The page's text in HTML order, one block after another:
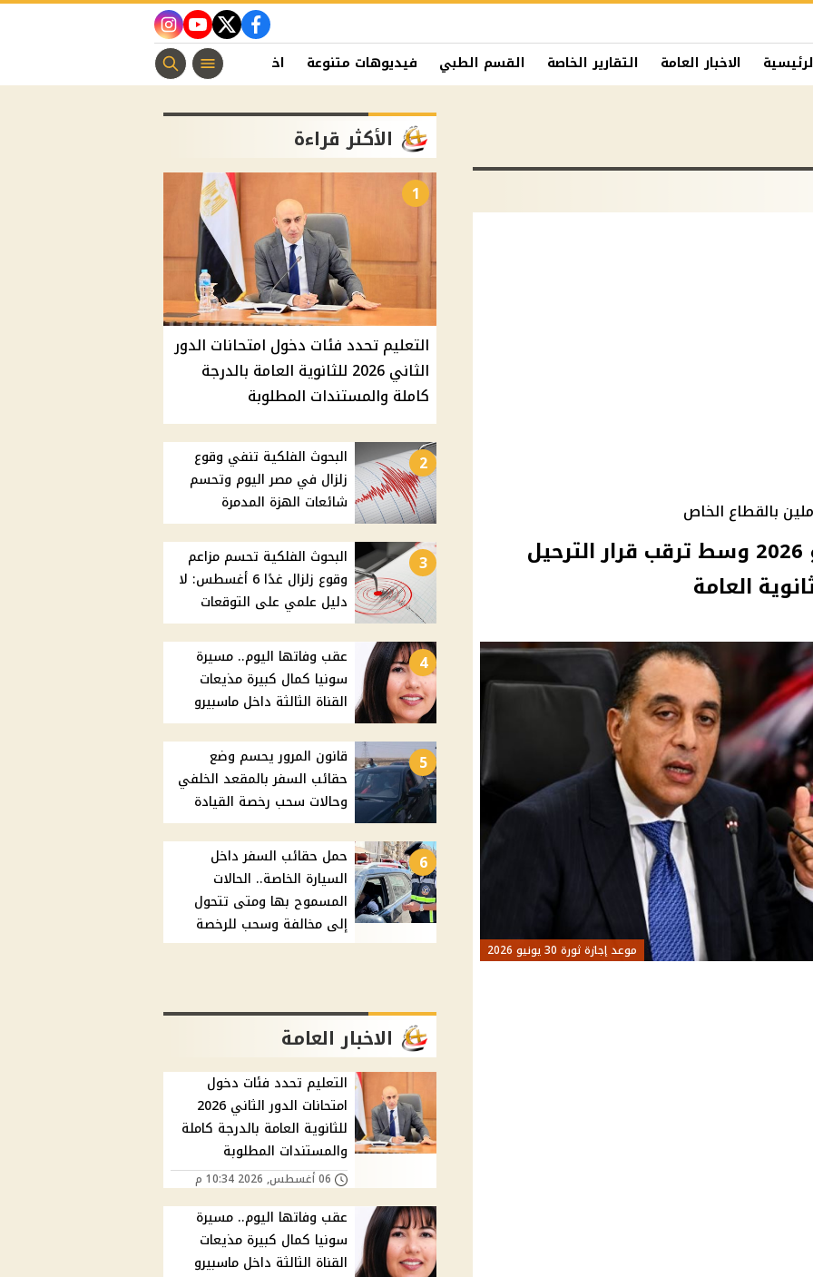
facebook
twitter
youtube
instagram
الاخبار العامة التقارير الخاصة القسم الطبي فيديوهات متنوعة اخبار الفن منوعات مسيحية
بالقطاع الخاص
موعد إجازة ثورة 30 يونيو 2026 وسط ترقب قرار الترحيل
العامة
موعد إجازة ثورة 30 يونيو 2026
الأكثر قراءة
1
التعليم تحدد فئات دخول امتحانات الدور
الثاني 2026 للثانوية العامة بالدرجة
كاملة والمستندات المطلوبة
2
البحوث الفلكية تنفي وقوع
زلزال في مصر اليوم وتحسم
شائعات الهزة المدمرة
3
البحوث الفلكية تحسم مزاعم
وقوع زلزال غدًا 6 أغسطس: لا
دليل علمي على التوقعات
4
عقب وفاتها اليوم.. مسيرة
سونيا كمال كبيرة مذيعات
القناة الثالثة داخل ماسبيرو
5
قانون المرور يحسم وضع
حقائب السفر بالمقعد الخلفي
وحالات سحب رخصة القيادة
6
حمل حقائب السفر داخل
السيارة الخاصة.. الحالات
المسموح بها ومتى تتحول
إلى مخالفة وسحب للرخصة
الاخبار العامة
التعليم تحدد فئات دخول
امتحانات الدور الثاني 2026
للثانوية العامة بالدرجة كاملة
والمستندات المطلوبة
06 أغسطس, 2026 10:34 م
عقب وفاتها اليوم.. مسيرة
سونيا كمال كبيرة مذيعات
القناة الثالثة داخل ماسبيرو